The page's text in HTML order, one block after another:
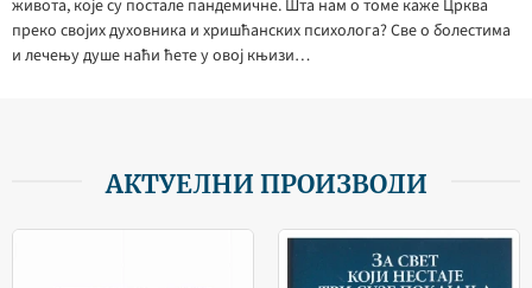
живота, које су постале пандемичне. Шта нам о томе каже Црква
преко својих духовника и хришћанских психолога? Све о болестима
и лечењу душе наћи ћете у овој књизи…
АКТУЕЛНИ ПРОИЗВОДИ